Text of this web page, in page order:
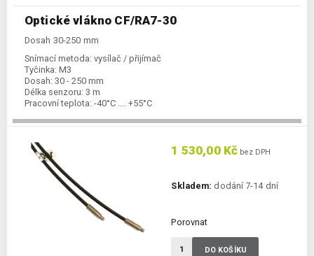
Optické vlákno CF/RA7-30
Dosah 30-250 mm
Snímací metoda: vysílač / přijímač
Tyčinka: M3
Dosah: 30 - 250 mm
Délka senzoru: 3 m
Pracovní teplota: -40°C .... +55°C
1 530,00 Kč bez DPH
Skladem: dodání 7-14 dní
Porovnat
DO KOŠÍKU